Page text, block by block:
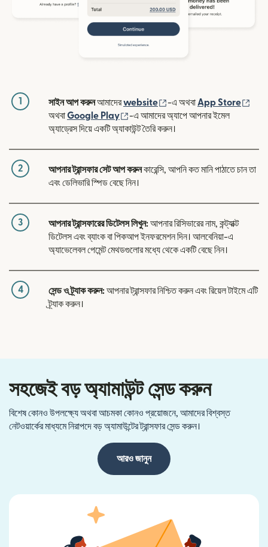
1 সাইন আপ করুনআমাদেরwebsite (নতুন উইন্ডোতে খুলবে)
-এ অথবাApp Store
অথবাGoogle Play (নতুন উইন্ডোতে খুলবে)
-এ আমাদের অ্যাপে আপনার ইমেল
অ্যাড্রেস দিয়ে একটি অ্যাকাউন্ট তৈরি করুন।
2 আপনার ট্রান্সফার সেট আপ করুনকারেন্সি, আপনি কত মানি পাঠাতে চান তা
এবং ডেলিভারি স্পিড বেছে নিন।
3 আপনার ট্রান্সফারের ডিটেলস লিখুন:আপনার রিসিভারের নাম, কন্ট্যাক্ট
ডিটেলস এবং ব্যাংক বা পিকআপ ইনফরমেশন দিন। আলবেনিয়া-এ
অ্যাভেলেবল পেমেন্ট মেথডগুলোর মধ্যে থেকে একটি বেছে নিন।
4 সেন্ড ও ট্র্যাক করুন:আপনার ট্রান্সফার নিশ্চিত করুন এবং রিয়েল টাইমে এটি
ট্র্যাক করুন।
সহজেই বড় অ্যামাউন্ট সেন্ড করুন
বিশেষ কোনও উপলক্ষ্যে অথবা আচমকা কোনও প্রয়োজনে, আমাদের বিশ্বস্ত
নেটওয়ার্কের মাধ্যমে নিরাপদে বড় অ্যামাউন্টের ট্রান্সফার সেন্ড করুন।
আরও জানুন